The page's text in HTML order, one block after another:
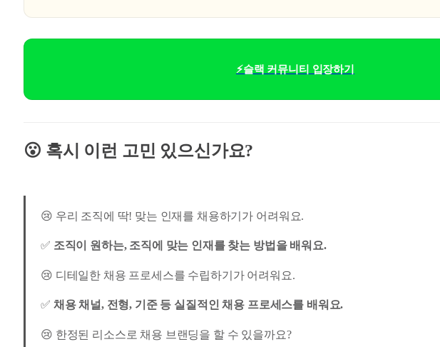
⚡슬랙 커뮤니티 입장하기
😮 혹시 이런 고민 있으신가요?
😢 우리 조직에 딱! 맞는 인재를 채용하기가 어려워요.
✅ 조직이 원하는, 조직에 맞는 인재를 찾는 방법을 배워요.
😢 디테일한 채용 프로세스를 수립하기가 어려워요.
✅ 채용 채널, 전형, 기준 등 실질적인 채용 프로세스를 배워요.
😢 한정된 리소스로 채용 브랜딩을 할 수 있을까요?